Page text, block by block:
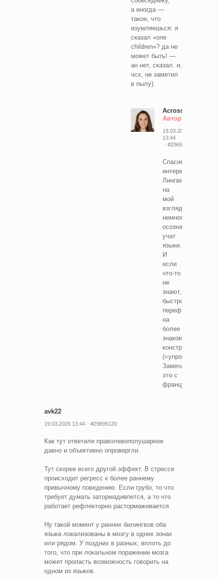
а иногда —
такое, что
изумляешься: я
сказал «one
children»? да не
может быть! —
ан нет, сказал. и,
чсх, не заметил
в пылу).
Автор
19.03.2026
13:44
#29694198
Спасибо,
интересно!
Лингвисты,
на
мой
взгляд,
немного
осознаннее
учат
языки.
И
если
что-то
не
знают,
быстро
перефразируют
на
более
знакомую
конструкцию
(=упрощают).
Замечала
это с
французским
avk22
19.03.2026 13:44 #29695120
Как тут ответили праволевополушарное
давно и объективно опровергли.
Тут скорее всего другой эффект. В стрессе
происходит регресс к более раннему
привычному поведению. Если грубо, то что
требует думать затормадивпется, а то что
работает рефлекторно растормаживается
Ну такой момент у ранних билингвов оба
языка локализованы в мозгу в одних зонах
или рядом. У поздних в разных, вплоть до
того, что при локальном поражении мозга
может пропасть возможность говорить на
одном из языков.